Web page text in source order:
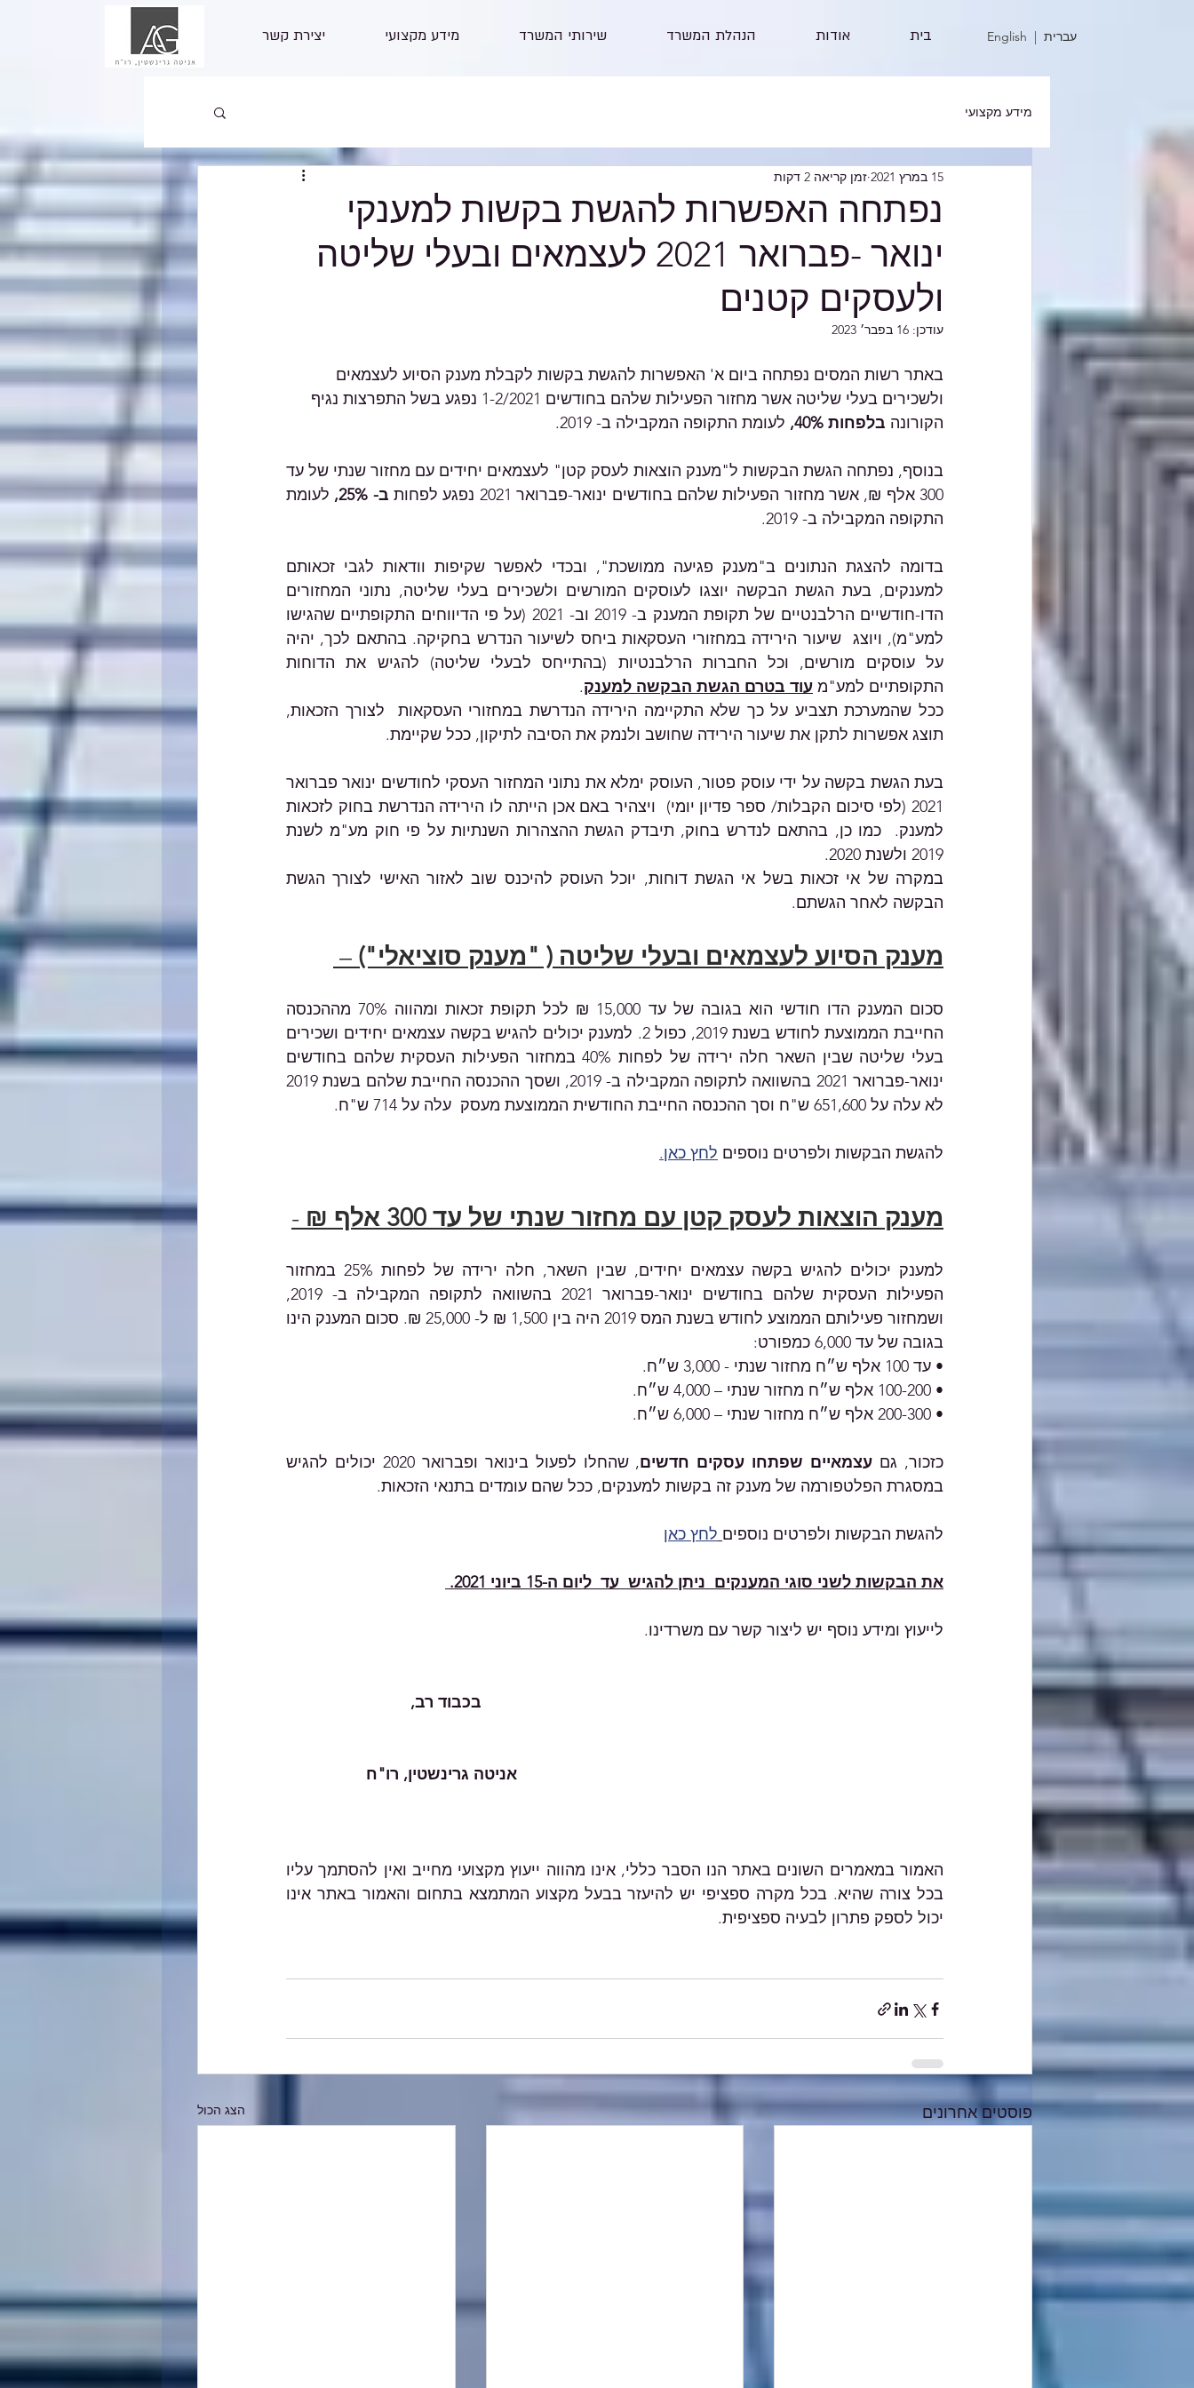
בית אודות הנהלת המשרד שירותי המשרד מידע מקצועי יצירת קשר English | עברית
מידע מקצועי
נפתחה האפשרות להגשת בקשות למענקי
ינואר -פברואר 2021 לעצמאים ובעלי שליטה
ולעסקים קטנים
15 במרץ 2021 זמן קריאה 2 דקות
עודכן: 16 בפבר׳ 2023
באתר רשות המסים נפתחה ביום א' האפשרות להגשת בקשות לקבלת מענק הסיוע לעצמאים
ולשכירים בעלי שליטה אשר מחזור הפעילות שלהם בחודשים 1-2/2021 נפגע בשל התפרצות נגיף
הקורונה בלפחות 40%, לעומת התקופה המקבילה ב- 2019.
300 אלף ₪, אשר מחזור הפעילות שלהם בחודשים ינואר-פברואר 2021 נפגע לפחות
ב- 25%,
התקופה המקבילה ב- 2019.
התקופתיים למע"מ עוד בטרם הגשת הבקשה למענק.
תוצג אפשרות לתקן את שיעור הירידה שחושב ולנמק את הסיבה לתיקון, ככל שקיימת.
2019 ולשנת 2020.
הבקשה לאחר הגשתם.
מענק הסיוע לעצמאים ובעלי שליטה ( "מענק סוציאלי") –
לא עלה על 651,600 ש"ח וסך ההכנסה החייבת החודשית הממוצעת מעסק  עלה על 714 ש"ח.
להגשת הבקשות ולפרטים נוספים לחץ כאן.
מענק הוצאות לעסק קטן עם מחזור שנתי של עד 300 אלף ₪ -
בגובה של עד 6,000 כמפורט:
• עד 100 אלף ש״ח מחזור שנתי - 3,000 ש״ח.
• 100-200 אלף ש״ח מחזור שנתי – 4,000 ש״ח.
• 200-300 אלף ש״ח מחזור שנתי – 6,000 ש״ח.
כזכור, גם עצמאיים שפתחו עסקים חדשים
במסגרת הפלטפורמה של מענק זה בקשות למענקים, ככל שהם עומדים בתנאי הזכאות.
להגשת הבקשות ולפרטים נוספים לחץ כאן
את הבקשות לשני סוגי המענקים  ניתן להגיש  עד  ליום ה-15 ביוני 2021.
לייעוץ ומידע נוסף יש ליצור קשר עם משרדינו.
בכבוד רב,
אניטה גרינשטין, רו"ח
יכול לספק פתרון לבעיה ספציפית.
פוסטים אחרונים הצג הכול